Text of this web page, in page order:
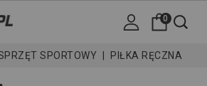
0
SPORTOWY PIŁKA RĘCZNA